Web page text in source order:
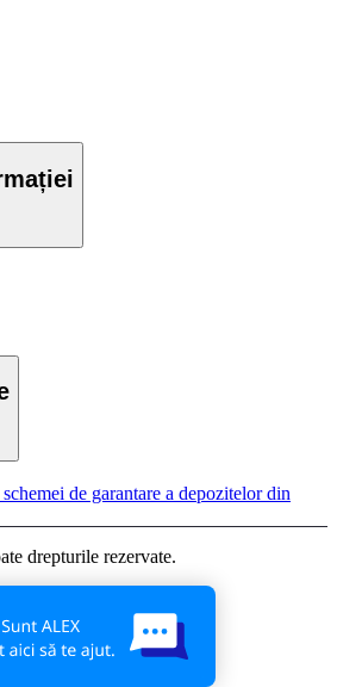
de garantare a depozitelor din
drepturile rezervate.